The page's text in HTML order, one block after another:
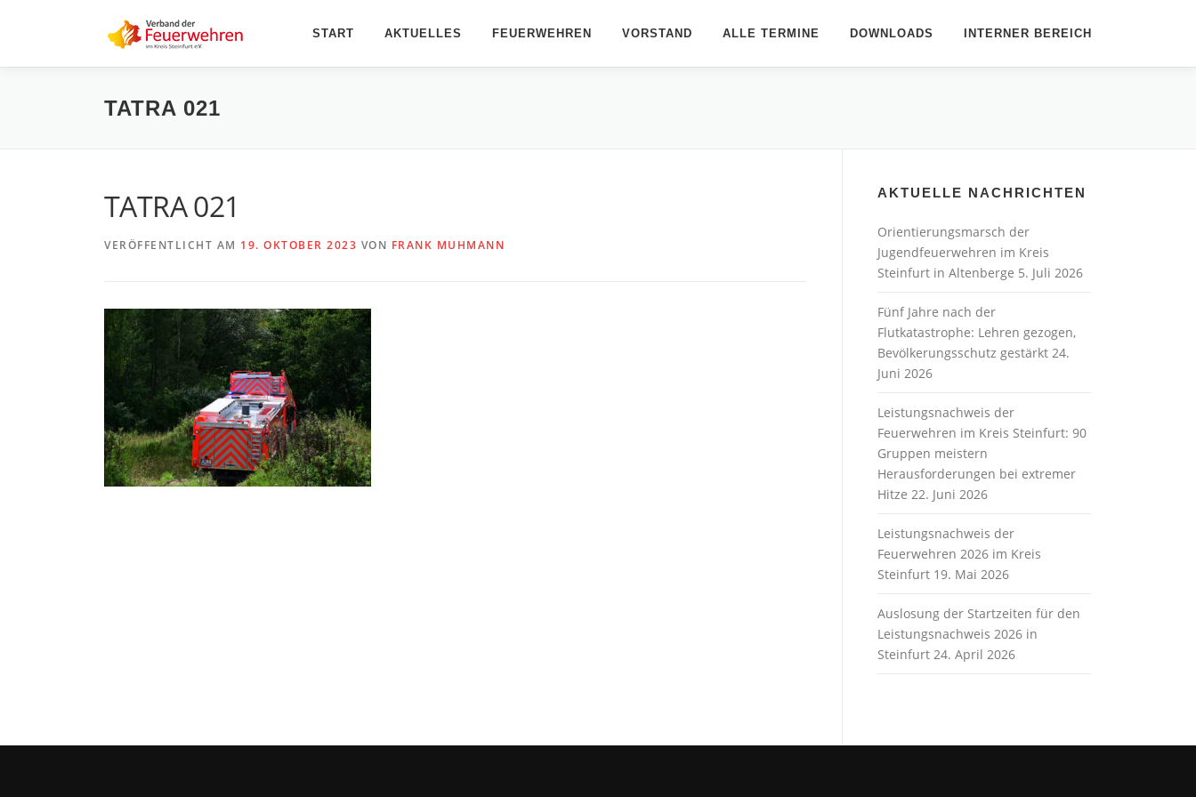
START AKTUELLES FEUERWEHREN VORSTAND ALLE TERMINE DOWNLOADS INTERNER BEREICH
TATRA 021
TATRA 021
VERÖFFENTLICHT AM 19. OKTOBER 2023 VON FRANK MUHMANN
AKTUELLE NACHRICHTEN
Orientierungsmarsch der
Jugendfeuerwehren im Kreis
Steinfurt in Altenberge 5. Juli 2026
Fünf Jahre nach der
Flutkatastrophe: Lehren gezogen,
Bevölkerungsschutz gestärkt 24.
Juni 2026
Leistungsnachweis der
Feuerwehren im Kreis Steinfurt: 90
Gruppen meistern
Herausforderungen bei extremer
Hitze 22. Juni 2026
Leistungsnachweis der
Feuerwehren 2026 im Kreis
Steinfurt 19. Mai 2026
Auslosung der Startzeiten für den
Leistungsnachweis 2026 in
Steinfurt 24. April 2026